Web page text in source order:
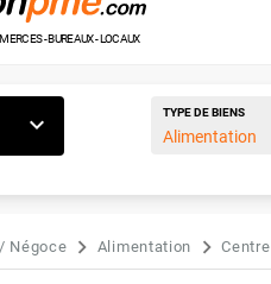
- BUREAUX - LOCAUX
TYPE DE BIENS
Négoce Alimentation Centre